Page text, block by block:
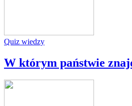
Quiz wiedzy
W którym państwie